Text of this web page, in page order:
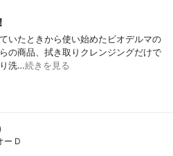
いたときから使い始めたビオデルマの
の商品、拭き取りクレンジングだけで
洗…続きを見る
ー D